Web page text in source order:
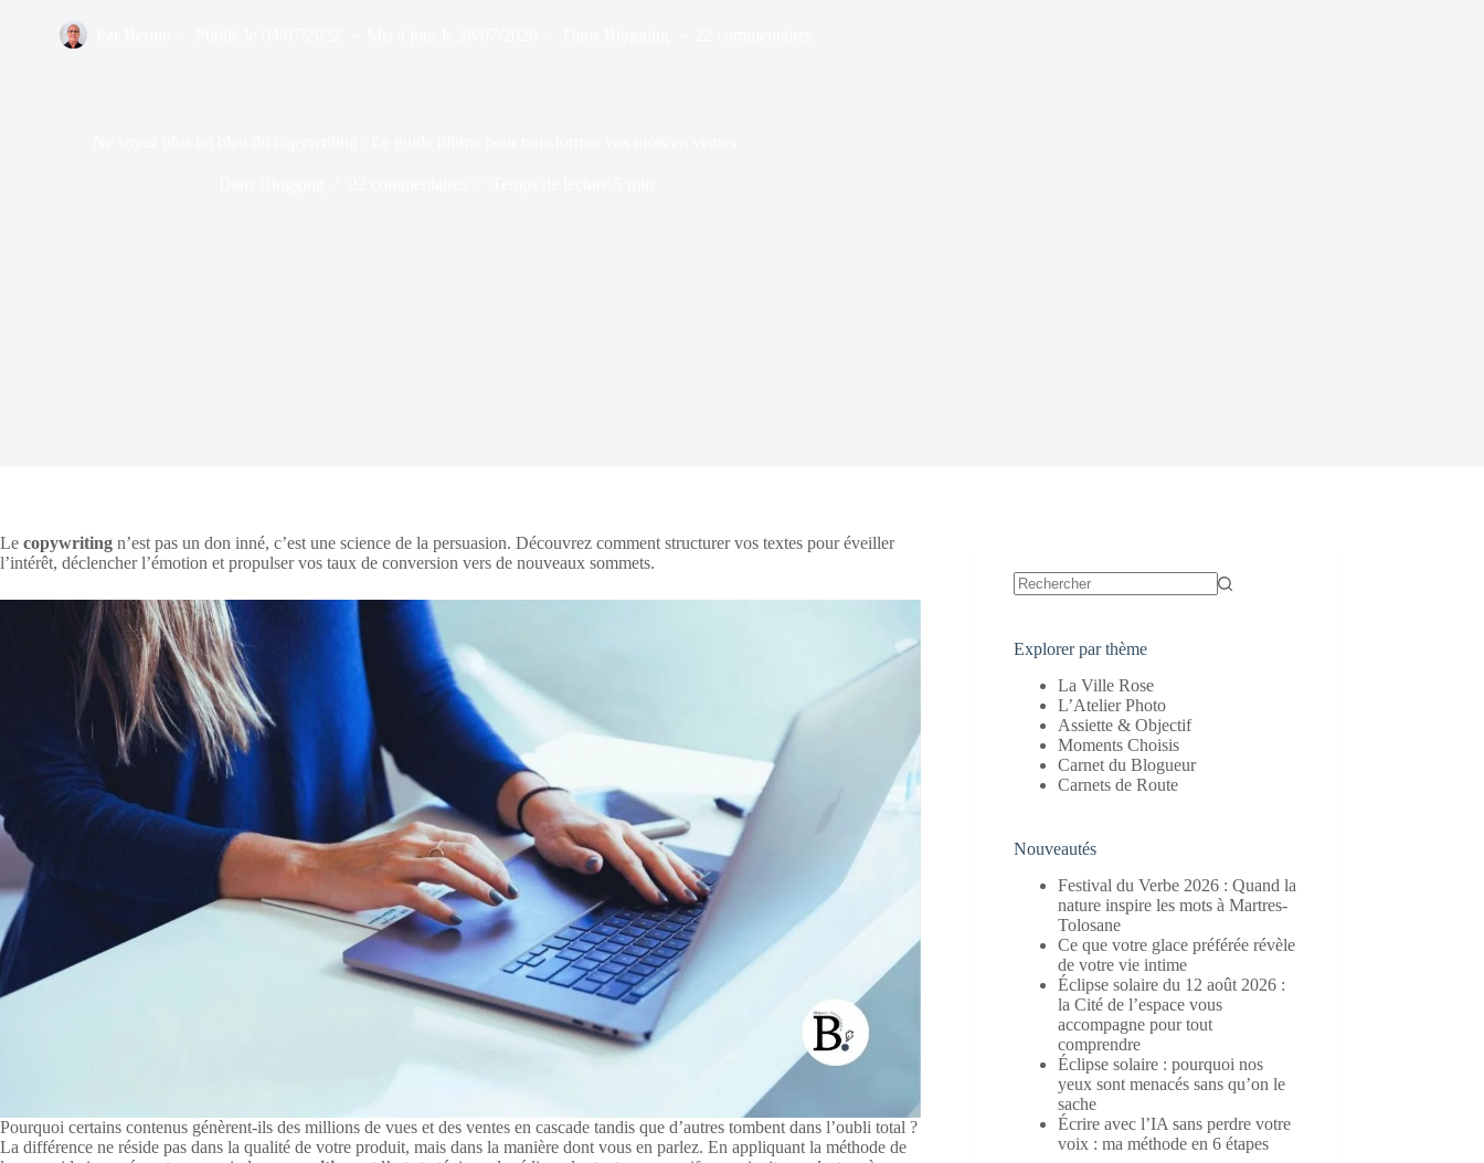
Le copywriting n’est pas un don inné, c’est une science de la persuasion. Découvrez comment structurer vos textes pour éveiller
l’intérêt, déclencher l’émotion et propulser vos taux de conversion vers de nouveaux sommets.
Pourquoi certains contenus génèrent-ils des millions de vues et des ventes en cascade tandis que d’autres tombent dans l’oubli total ?
La différence ne réside pas dans la qualité de votre produit, mais dans la manière dont vous en parlez. En appliquant la méthode de
Explorer par thème
La Ville Rose
L’Atelier Photo
Assiette & Objectif
Moments Choisis
Carnet du Blogueur
Carnets de Route
Nouveautés
Festival du Verbe 2026 : Quand la
nature inspire les mots à Martres-
Tolosane
Ce que votre glace préférée révèle
de votre vie intime
Éclipse solaire du 12 août 2026 :
la Cité de l’espace vous
accompagne pour tout
comprendre
Éclipse solaire : pourquoi nos
yeux sont menacés sans qu’on le
sache
Écrire avec l’IA sans perdre votre
voix : ma méthode en 6 étapes